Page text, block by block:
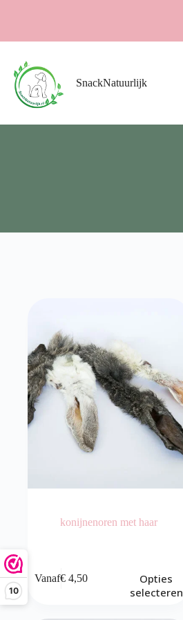
10
inhoud
SnackNatuurlijk
konijnenoren met haar
Vanaf€ 4,50
Opties
selecteren
Dit
product
heeft